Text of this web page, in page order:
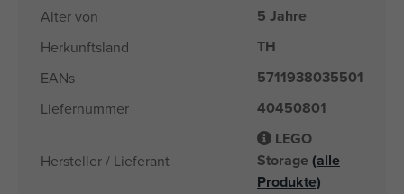
Alter von 5 Jahre
Herkunftsland TH
EANs 5711938035501
Liefernummer 40450801
Hersteller / Lieferant
LEGO
Storage (alle
Produkte)